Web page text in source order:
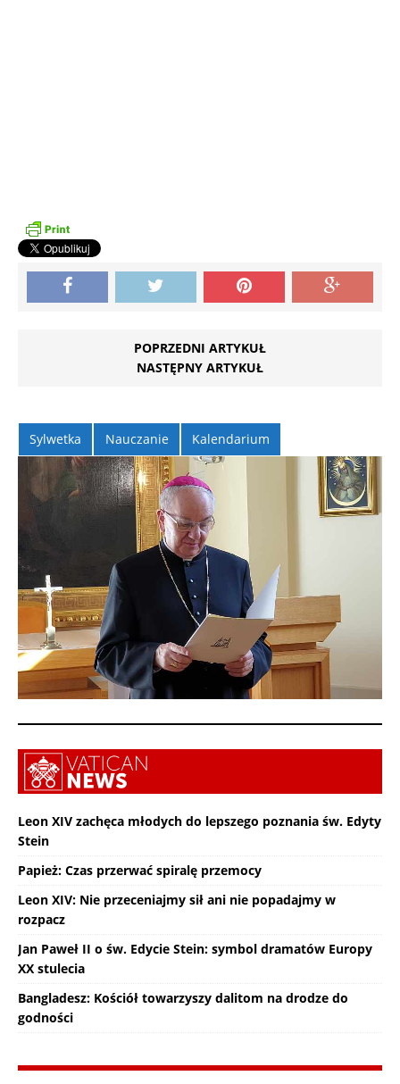
POPRZEDNI ARTYKUŁ
NASTĘPNY ARTYKUŁ
Sylwetka Nauczanie Kalendarium
Leon XIV zachęca młodych do lepszego poznania św. Edyty
Stein
Papież: Czas przerwać spiralę przemocy
Leon XIV: Nie przeceniajmy sił ani nie popadajmy w
rozpacz
Jan Paweł II o św. Edycie Stein: symbol dramatów Europy
XX stulecia
Bangladesz: Kościół towarzyszy dalitom na drodze do
godności